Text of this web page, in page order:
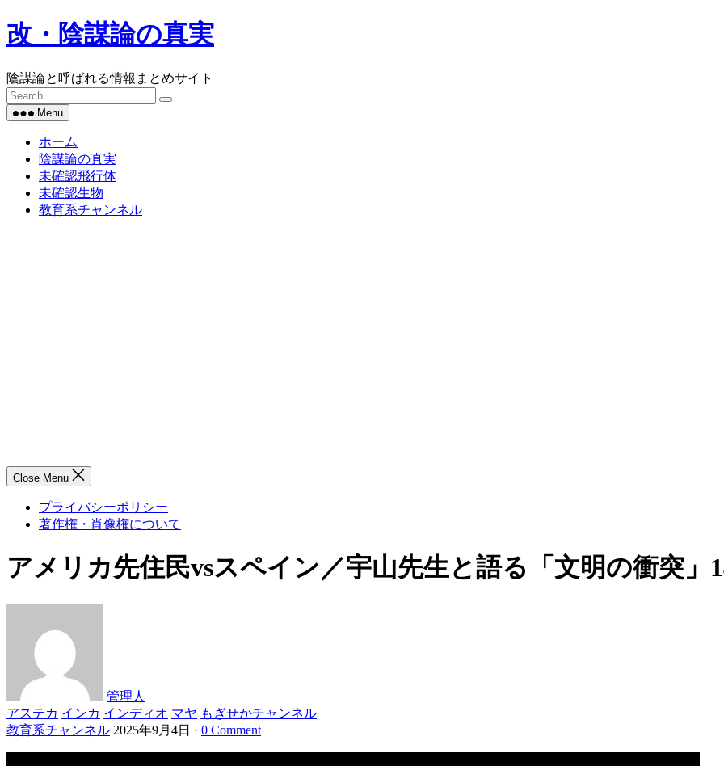
Skip
to
改・陰謀論の真実
陰謀論と呼ばれる情報まとめサイト
Menu
ホーム
陰謀論の真実
未確認飛行体
未確認生物
教育系チャンネル
Close Menu
プライバシーポリシー
著作権・肖像権について
アメリカ先住民vsスペイン／宇山先生と語る「文明の衝突」
管理人
アステカ インカ インディオ マヤ もぎせかチャンネル
教育系チャンネル 2025年9月4日 · 0 Comment